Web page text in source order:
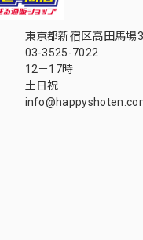
東京都新宿区高田馬場
03-3525-7022
12－17時
土日祝